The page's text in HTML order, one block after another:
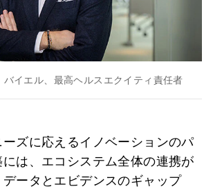
バイエル、最高ヘルスエクイティ責任者
ズに応えるイノベーションのパ
は、エコシステム全体の連携が
ータとエビデンスのギャップ